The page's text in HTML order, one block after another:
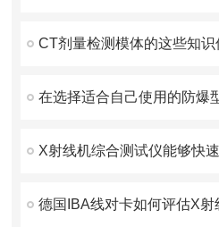
CT剂量检测模体的这些知识
X射线机综合测试仪能够快
德国IBA线对卡如何评估X射